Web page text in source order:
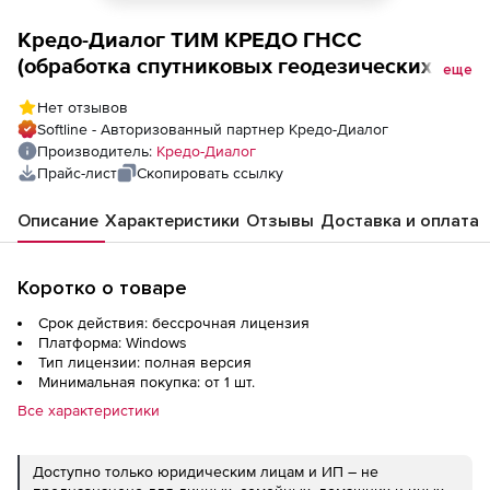
Кредо-Диалог ТИМ КРЕДО ГНСС
(обработка спутниковых геодезических
летательных аппаратов), базовая версия
еще
Нет отзывов
Softline - Авторизованный партнер Кредо-Диалог
Производитель: Кредо-Диалог
Прайс-лист
Скопировать ссылку
Описание Характеристики Отзывы Доставка и оплата
Коротко о товаре
Срок действия: бессрочная лицензия
Платформа: Windows
Тип лицензии: полная версия
Минимальная покупка: от 1 шт.
Все характеристики
Доступно только юридическим лицам и ИП – не